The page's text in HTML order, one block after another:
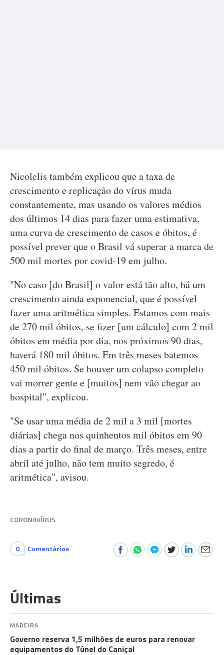
Nicolelis também explicou que a taxa de
crescimento e replicação do vírus muda
constantemente, mas usando os valores médios
dos últimos 14 dias para fazer uma estimativa,
uma curva de crescimento de casos e óbitos, é
possível prever que o Brasil vá superar a marca de
500 mil mortes por covid-19 em julho.
"No caso [do Brasil] o valor está tão alto, há um
crescimento ainda exponencial, que é possível
fazer uma aritmética simples. Estamos com mais
de 270 mil óbitos, se fizer [um cálculo] com 2 mil
óbitos em média por dia, nos próximos 90 dias,
haverá 180 mil óbitos. Em três meses batemos
450 mil óbitos. Se houver um colapso completo
vai morrer gente e [muitos] nem vão chegar ao
hospital", explicou.
"Se usar uma média de 2 mil a 3 mil [mortes
diárias] chega nos quinhentos mil óbitos em 90
dias a partir do final de março. Três meses, entre
abril até julho, não tem muito segredo, é
aritmética", avisou.
CORONAVÍRUS
0 Comentários
Últimas
MADEIRA
Governo reserva 1,5 milhões de euros para renovar
equipamentos do Túnel do Caniçal